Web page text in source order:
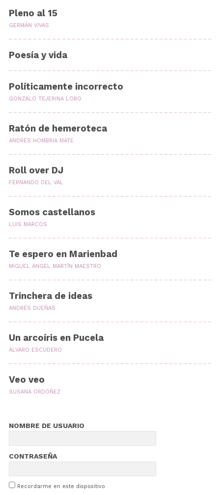
Pleno al 15
GERMÁN VIVAS
Poesía y vida
Políticamente incorrecto
GONZALO TEJERINA LOBO
Ratón de hemeroteca
ANDRÉS HOMBRIA MATE
Roll over DJ
FERNANDO DEL VAL
Somos castellanos
LUIS MARCOS
Te espero en Marienbad
MIGUEL ÁNGEL MARTÍN MAESTRO
Trinchera de ideas
ANDRÉS DUEÑAS
Un arcoíris en Pucela
ÁLVARO ESCUDERO
Veo veo
SUSANA ORDÓÑEZ
NOMBRE DE USUARIO
CONTRASEÑA
Recordarme en este dispositivo